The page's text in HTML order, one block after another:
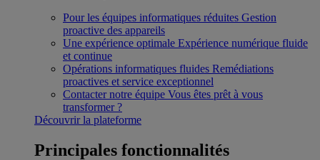
Pour les équipes informatiques réduites Gestion
proactive des appareils
Une expérience optimale Expérience numérique fluide
et continue
Opérations informatiques fluides Remédiations
proactives et service exceptionnel
Contacter notre équipe Vous êtes prêt à vous
transformer ?
Découvrir la plateforme
Principales fonctionnalités